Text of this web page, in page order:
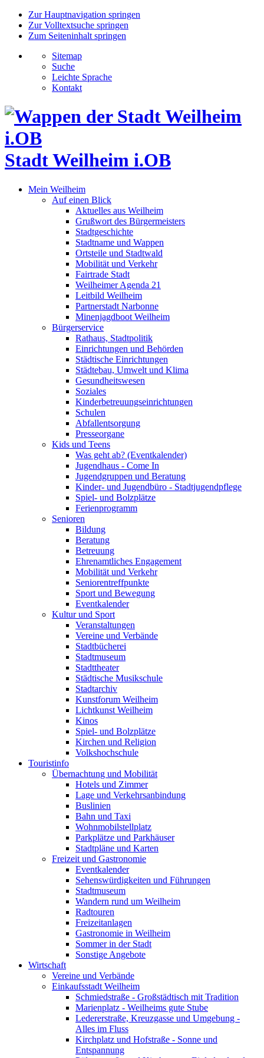
Zur Hauptnavigation springen
Zur Volltextsuche springen
Zum Seiteninhalt springen
Sitemap
Suche
Leichte Sprache
Kontakt
Stadt Weilheim i.OB
Mein Weilheim
Auf einen Blick
Aktuelles aus Weilheim
Grußwort des Bürgermeisters
Stadtgeschichte
Stadtname und Wappen
Ortsteile und Stadtwald
Mobilität und Verkehr
Fairtrade Stadt
Weilheimer Agenda 21
Leitbild Weilheim
Partnerstadt Narbonne
Minenjagdboot Weilheim
Bürgerservice
Rathaus, Stadtpolitik
Einrichtungen und Behörden
Städtische Einrichtungen
Städtebau, Umwelt und Klima
Gesundheitswesen
Soziales
Kinderbetreuungseinrichtungen
Schulen
Abfallentsorgung
Presseorgane
Kids und Teens
Was geht ab? (Eventkalender)
Jugendhaus - Come In
Jugendgruppen und Beratung
Kinder- und Jugendbüro - Stadtjugendpflege
Spiel- und Bolzplätze
Ferienprogramm
Senioren
Bildung
Beratung
Betreuung
Ehrenamtliches Engagement
Mobilität und Verkehr
Seniorentreffpunkte
Sport und Bewegung
Eventkalender
Kultur und Sport
Veranstaltungen
Vereine und Verbände
Stadtbücherei
Stadtmuseum
Stadttheater
Städtische Musikschule
Stadtarchiv
Kunstforum Weilheim
Lichtkunst Weilheim
Kinos
Spiel- und Bolzplätze
Kirchen und Religion
Volkshochschule
Touristinfo
Übernachtung und Mobilität
Hotels und Zimmer
Lage und Verkehrsanbindung
Buslinien
Bahn und Taxi
Wohnmobilstellplatz
Parkplätze und Parkhäuser
Stadtpläne und Karten
Freizeit und Gastronomie
Eventkalender
Sehenswürdigkeiten und Führungen
Stadtmuseum
Wandern rund um Weilheim
Radtouren
Freizeitanlagen
Gastronomie in Weilheim
Sommer in der Stadt
Sonstige Angebote
Wirtschaft
Vereine und Verbände
Einkaufsstadt Weilheim
Schmiedstraße - Großstädtisch mit Tradition
Marienplatz - Weilheims gute Stube
Ledererstraße, Kreuzgasse und Umgebung -
Alles im Fluss
Kirchplatz und Hofstraße - Sonne und
Entspannung